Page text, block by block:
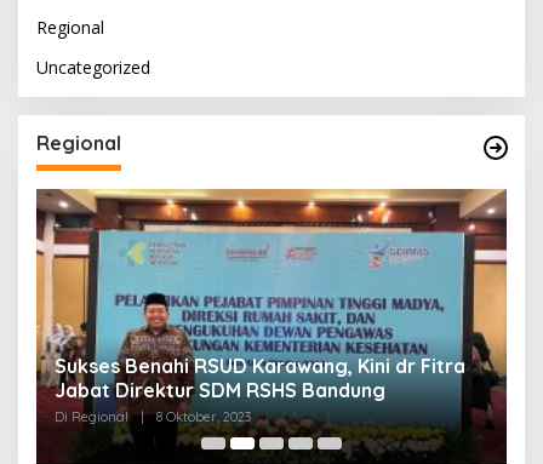
Regional
Uncategorized
Regional
Sukses Benahi RSUD Karawang, Kini dr Fitra
Jabat Direktur SDM RSHS Bandung
Di Regional | 8 Oktober, 2023